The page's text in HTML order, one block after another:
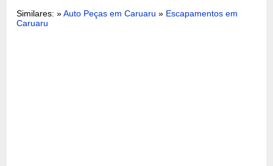
Similares: »Auto Peças em Caruaru » Escapamentos em
Caruaru